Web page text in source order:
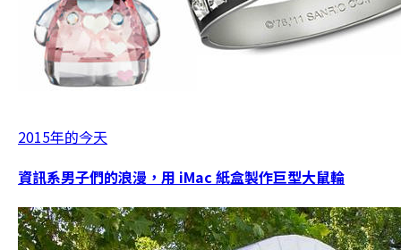
2015年的今天
資訊系男子們的浪漫，用 iMac 紙盒製作巨型大鼠輪